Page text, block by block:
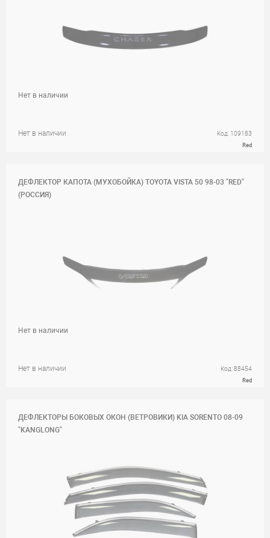
Нет в наличии Код: 109183
Red
Нет в наличии
ДЕФЛЕКТОР КАПОТА (МУХОБОЙКА) TOYOTA VISTA 50 98-03 "RED"
(РОССИЯ)
Нет в наличии Код: 88454
Red
Нет в наличии
ДЕФЛЕКТОРЫ БОКОВЫХ ОКОН (ВЕТРОВИКИ) KIA SORENTO 08-09
"KANGLONG"